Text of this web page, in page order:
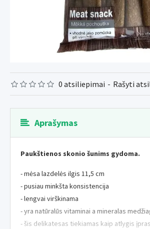
0 atsiliepimai - Rašyti
Aprašymas
Paukštienos skonio šunims gydoma.
- mėsa lazdelės ilgis 11,5 cm
- pusiau minkšta konsistencija
- lengvai virškinama
- yra natūralūs vitaminai a mineralas
- šis delikatesas tiekiamas kaip atlygis